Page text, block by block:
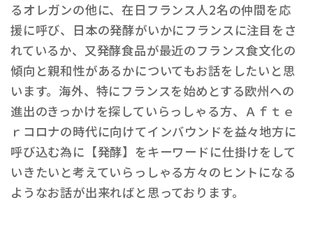
るオレガンの他に、在日フランス人2名の仲間を応
援に呼び、日本の発酵がいかにフランスに注目をさ
れているか、又発酵食品が最近のフランス食文化の
傾向と親和性があるかについてもお話をしたいと思
います。海外、特にフランスを始めとする欧州への
進出のきっかけを探していらっしゃる方、Ａｆｔｅ
ｒコロナの時代に向けてインバウンドを益々地方に
呼び込む為に【発酵】をキーワードに仕掛けをして
いきたいと考えていらっしゃる方々のヒントになる
ようなお話が出来ればと思っております。